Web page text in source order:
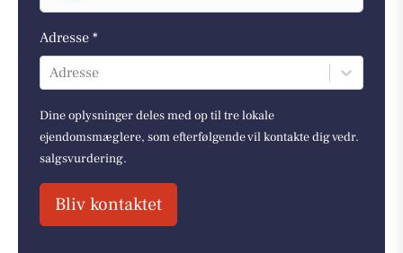
Adresse *
Adresse
Dine oplysninger deles med op til tre lokale
ejendomsmæglere, som efterfølgende vil kontakte dig vedr.
salgsvurdering.
Bliv kontaktet